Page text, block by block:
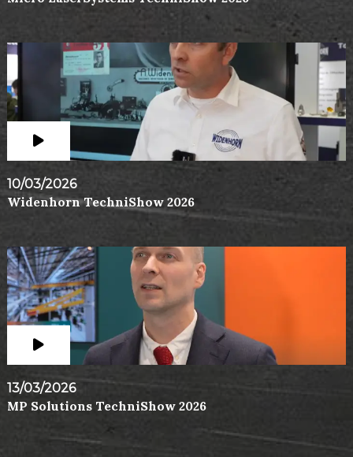
10/03/2026
Widenhorn TechniShow 2026
13/03/2026
MP Solutions TechniShow 2026